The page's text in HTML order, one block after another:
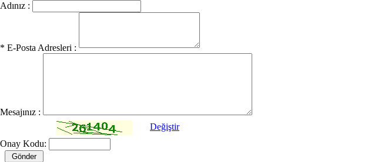
Adınız :
* E-Posta Adresleri :
Mesajınız :
Değiştir
Onay Kodu: